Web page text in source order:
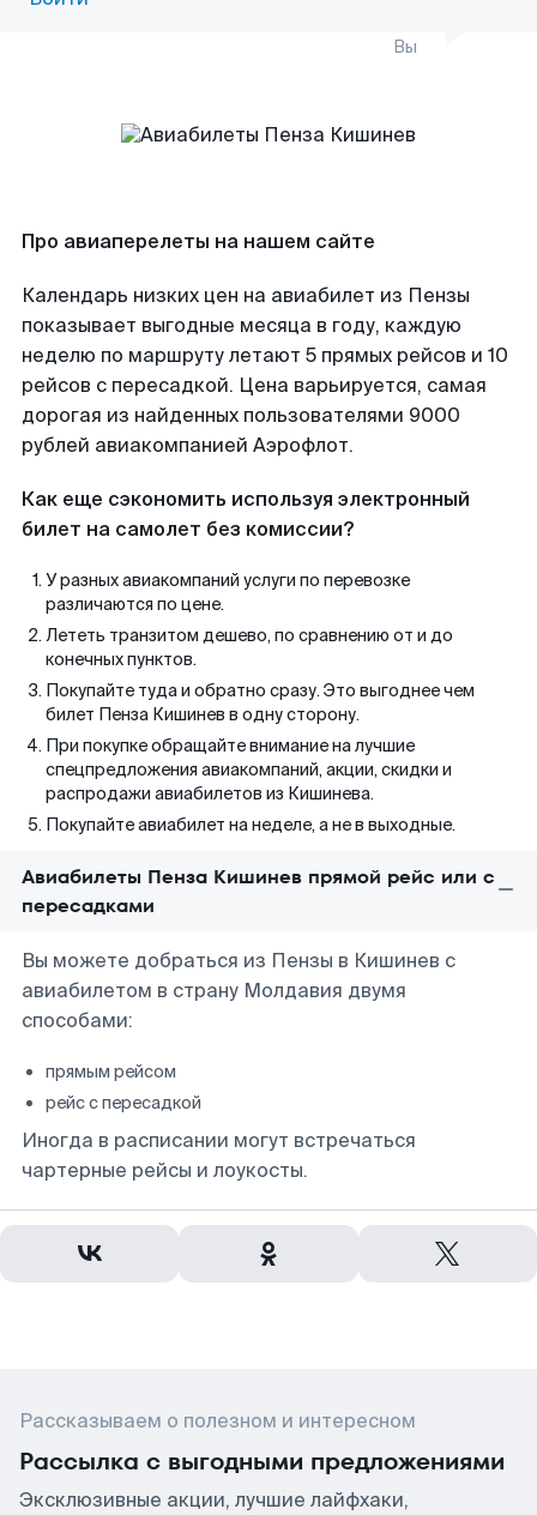
Вы
Про авиаперелеты на нашем сайте
Календарь низких цен на авиабилет из Пензы
показывает выгодные месяца в году, каждую
неделю по маршруту летают 5 прямых рейсов и 10
рейсов с пересадкой. Цена варьируется, самая
дорогая из найденных пользователями 9000
рублей авиакомпанией Аэрофлот.
Как еще сэкономить используя электронный
билет на самолет без комиссии?
У разных авиакомпаний услуги по перевозке
различаются по цене.
Лететь транзитом дешево, по сравнению от и до
конечных пунктов.
Покупайте туда и обратно сразу. Это выгоднее чем
билет Пенза Кишинев в одну сторону.
При покупке обращайте внимание на лучшие
спецпредложения авиакомпаний, акции, скидки и
распродажи авиабилетов из Кишинева.
Покупайте авиабилет на неделе, а не в выходные.
Авиабилеты Пенза Кишинев прямой рейс или с
пересадками
Вы можете добраться из Пензы в Кишинев с
авиабилетом в страну Молдавия двумя
способами:
прямым рейсом
рейс с пересадкой
Иногда в расписании могут встречаться
чартерные рейсы и лоукосты.
Рассказываем о полезном и интересном
Рассылка с выгодными предложениями
Эксклюзивные акции, лучшие лайфхаки,